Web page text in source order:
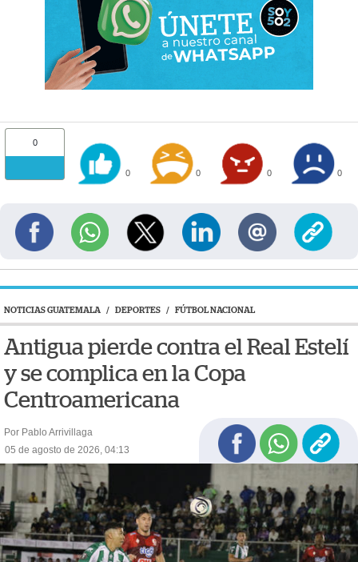
0
0 0 0 0
NOTICIAS GUATEMALA / DEPORTES / FÚTBOL NACIONAL
Antigua pierde contra el Real Estelí
y se complica en la Copa
Centroamericana
Por Pablo Arrivillaga
05 de agosto de 2026, 04:13